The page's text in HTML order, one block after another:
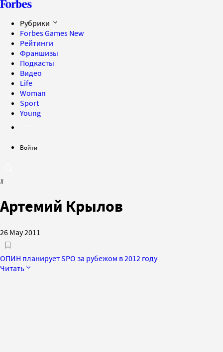
Рубрики
Forbes Games New
Рейтинги
Франшизы
Подкасты
Видео
Life
Woman
Sport
Young
Войти
#
Артемий Крылов
26 May 2011
ОПИН планирует SPO за рубежом в 2012 году
Читать